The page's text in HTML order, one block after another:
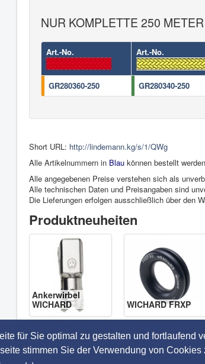
für Sie optimal zu gestalten und
stimmen Sie der Verwendung von
NUR KOMPLETTE 250
Art.-No. Art.-No.
GR280360-250 GR280340-250
Short URL: http://lindemann.kg/s/1/QWg
Alle Artikelnummern in Blau können bestellt
Alle angegebenen Preise verstehen sich als
Alle technischen Daten und Preisangaben sind
Die Lieferungen erfolgen ausschließlich über den
Produktneuheiten
Ankerwirbel
WICHARD
WICHARD FRXP